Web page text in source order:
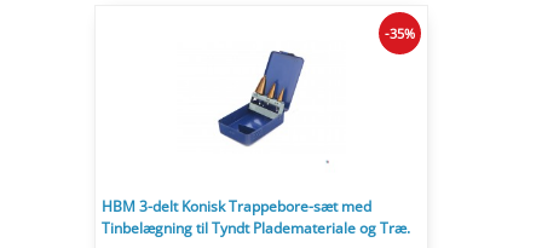
HBM 3-delt Konisk Trappebore-sæt med
Tinbelægning til Tyndt Plademateriale og Træ.
-35%